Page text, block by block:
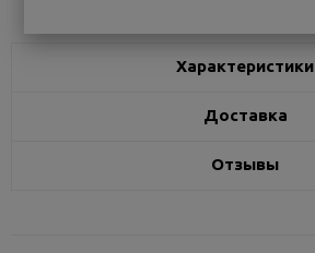
Характеристики
Доставка
Отзывы